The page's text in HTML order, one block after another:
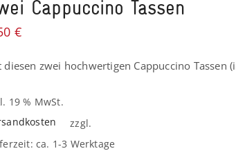
Cappuccino Tassen
€
diesen zwei hochwertigen Cappuccino Tassen
19 % MwSt.
zzgl.
ca. 1-3 Werktage